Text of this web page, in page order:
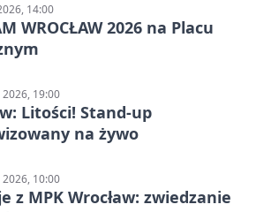
14:00
WROCŁAW 2026 na Placu
19:00
Litości! Stand-up
na żywo
10:00
z MPK Wrocław: zwiedzanie